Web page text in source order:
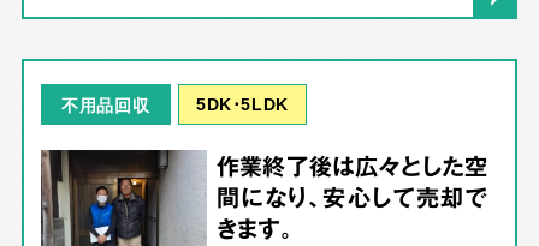
不用品回収 5DK･5LDK
作業終了後は広々とした空
間になり、安心して売却で
きます。